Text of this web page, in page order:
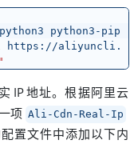
python3-pip
https://aliyuncli.
"
IP地址。根据阿里云
项 Ali-Cdn-Real-Ip
置文件中添加以下内